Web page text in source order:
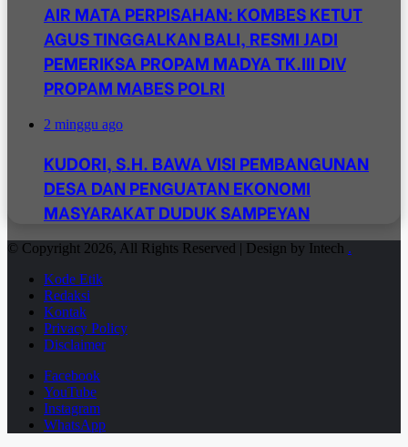
AIR MATA PERPISAHAN: KOMBES KETUT
AGUS TINGGALKAN BALI, RESMI JADI
PEMERIKSA PROPAM MADYA TK.III DIV
PROPAM MABES POLRI
2 minggu ago
KUDORI, S.H. BAWA VISI PEMBANGUNAN
DESA DAN PENGUATAN EKONOMI
MASYARAKAT DUDUK SAMPEYAN
© Copyright 2026, All Rights Reserved | Design by Intech .
Kode Etik
Redaksi
Kontak
Privacy Policy
Disclaimer
Facebook
YouTube
Instagram
WhatsApp